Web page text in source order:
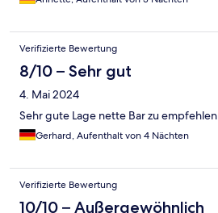
Verifizierte Bewertung
8/10 – Sehr gut
4. Mai 2024
Sehr gute Lage nette Bar zu empfehlen
Gerhard, Aufenthalt von 4 Nächten
Verifizierte Bewertung
10/10 – Außergewöhnlich